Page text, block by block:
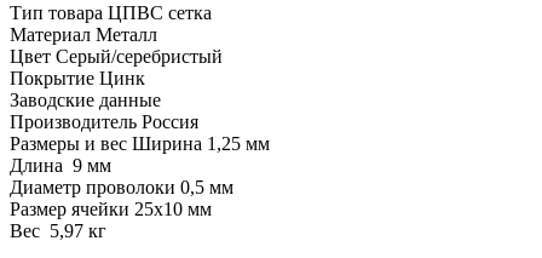
Тип товара ЦПВС сетка
Материал Металл
Цвет Серый/серебристый
Покрытие Цинк
Заводские данные
Производитель Россия
Размеры и вес Ширина 1,25 мм
Длина 9 мм
Диаметр проволоки 0,5 мм
Размер ячейки 25х10 мм
Вес 5,97 кг